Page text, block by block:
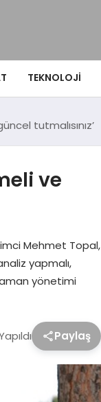
TEKNOLOJI
tutmalısınız’
ve
Mehmet Topal,
yapmalı,
yönetimi
Paylaş